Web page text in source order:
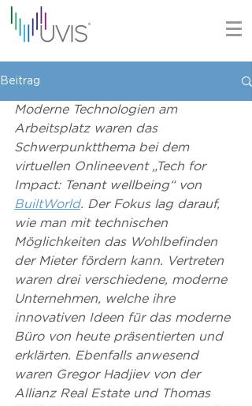
Beitrag
Moderne Technologien am
Arbeitsplatz waren das
Schwerpunktthema bei dem
virtuellen Onlineevent „Tech for
Impact: Tenant wellbeing“ von
BuiltWorld. Der Fokus lag darauf,
wie man mit technischen
Möglichkeiten das Wohlbefinden
der Mieter fördern kann. Vertreten
waren drei verschiedene, moderne
Unternehmen, welche ihre
innovativen Ideen für das moderne
Büro von heute präsentierten und
erklärten. Ebenfalls anwesend
waren Gregor Hadjiev von der
Allianz Real Estate und Thomas